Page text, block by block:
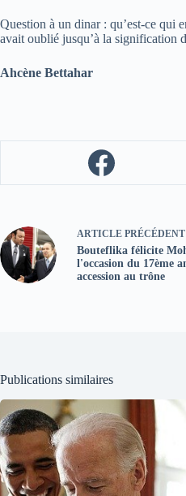
Question à un dinar : qu’est-ce qui
avait oublié jusqu’à la signification
Ahcène Bettahar
ARTICLE PRÉCÉDENT
Bouteflika félicite
l'occasion du 17ème
accession au trône
Publications similaires